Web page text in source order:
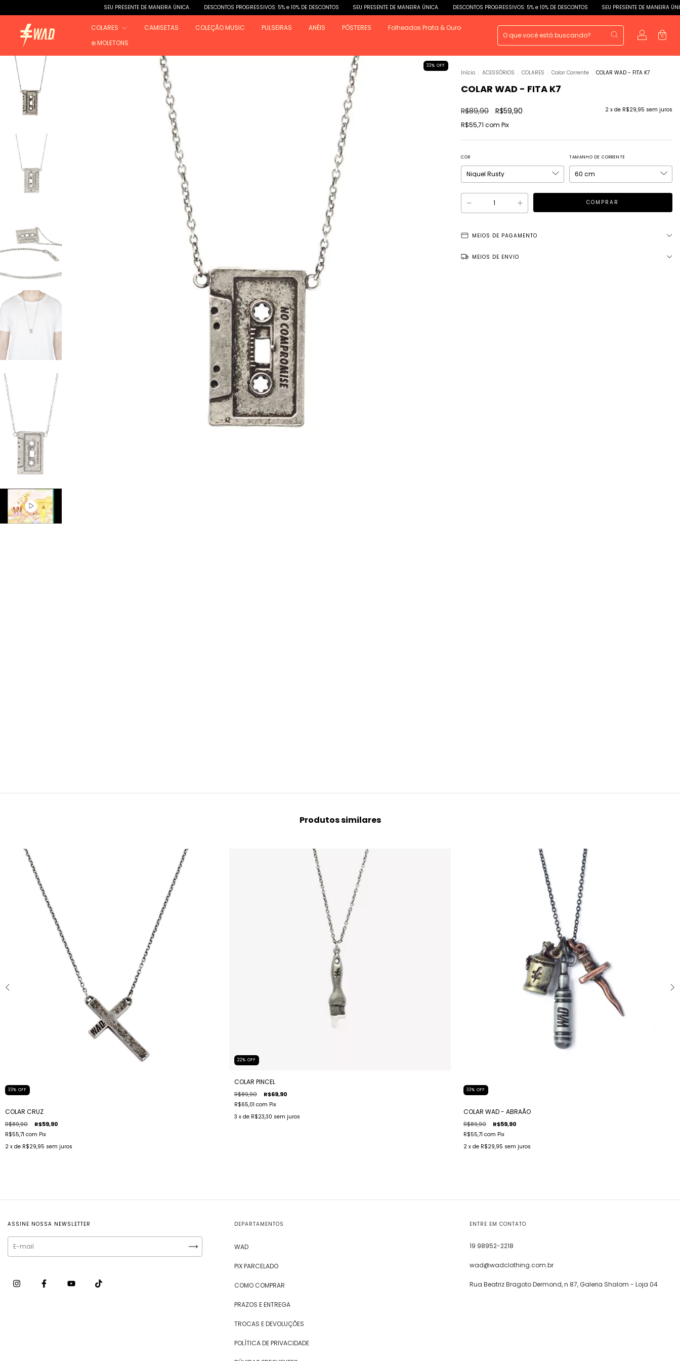
SEU PRESENTE DE MANEIRA ÚNICA. DESCONTOS PROGRESSIVOS: 5% e 10% DE DESCONTOS SEU PRESENTE DE MANEIRA ÚNICA. DESCONTOS PROGRESSIVOS: 5% e 10% DE DESCONTOS SEU PRESENTE DE MANEIRA ÚNICA.
COLARES CAMISETAS COLEÇÃO MUSIC PULSEIRAS ANÉIS PÔSTERES
Folheados Prata & Ouro
❄️ MOLETONS
0
33% OFF
Início . ACESSÓRIOS . COLARES . Colar Corrente . COLAR WAD - FITA K7
COLAR WAD - FITA K7
R$89,90 R$59,90 2 x de R$29,95 sem juros
R$55,71 com Pix
COR TAMANHO DE CORRENTE
MEIOS DE PAGAMENTO
MEIOS DE ENVIO
Produtos similares
33% OFF
COLAR CRUZ
R$89,90 R$59,90
R$55,71 com Pix
2 x de R$29,95 sem juros
22% OFF
COLAR PINCEL
R$89,90 R$69,90
R$65,01 com Pix
3 x de R$23,30 sem juros
33% OFF
COLAR WAD - ABRAÃO
R$89,90 R$59,90
R$55,71 com Pix
2 x de R$29,95 sem juros
ASSINE NOSSA NEWSLETTER DEPARTAMENTOS
WAD
PIX PARCELADO
COMO COMPRAR
PRAZOS E ENTREGA
TROCAS E DEVOLUÇÕES
POLÍTICA DE PRIVACIDADE
ENTRE EM CONTATO
19 98952-2218
wad@wadclothing.com.br
Rua Beatriz Bragoto Dermond, n 87, Galeria Shalom - Loja 04